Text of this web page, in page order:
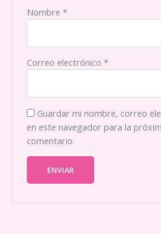
Nombre*
Correo electrónico*
Guardar mi nombre, correo
en este navegador para la
comentario.